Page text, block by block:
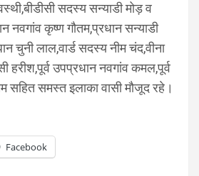
सदस्य सन्याडी मोड़ व
नवगांव कृष्ण गौतम,प्रधान सन्याडी
चुनी लाल,वार्ड सदस्य नीम चंद,वीना
हरीश,पूर्व उपप्रधान नवगांव कमल,पूर्व
सहित समस्त इलाका वासी मौजूद रहे।
Facebook